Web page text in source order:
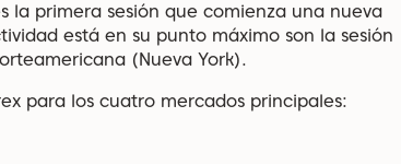
la primera sesión que comienza una nueva
está en su punto máximo son la sesión
(Nueva York).
para los cuatro mercados principales: